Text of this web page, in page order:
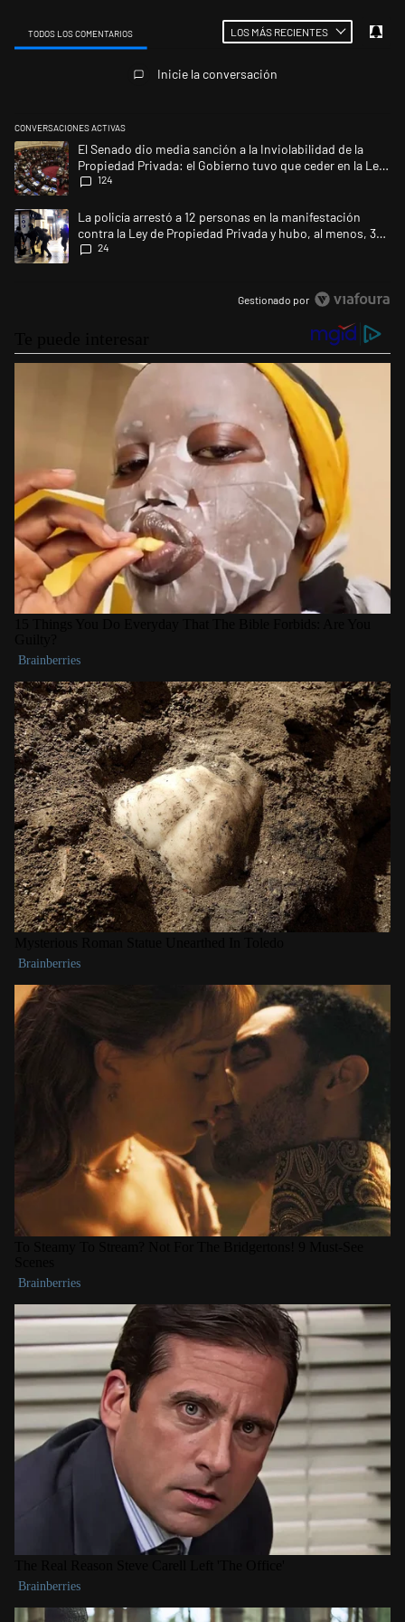
TODOS LOS COMENTARIOS LOS MÁS RECIENTES
Inicie la conversación
CONVERSACIONES ACTIVAS
Este listado muestra los artículos con más comentarios en los últimos
Un artículo de tendencia con el título "El Senado dio media sanción a
El Senado dio media sanción a la Inviolabilidad de la
Propiedad Privada: el Gobierno tuvo que ceder en la Ley
del Manejo del Fuego
124
Un artículo de tendencia con el título "La policía arrestó a 12
La policía arrestó a 12 personas en la manifestación
contra la Ley de Propiedad Privada y hubo, al menos, 3
agentes heridos
24
Gestionado por